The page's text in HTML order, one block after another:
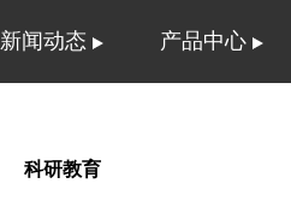
新闻动态 产品中心
科研教育